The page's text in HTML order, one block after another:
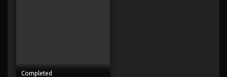
Completed